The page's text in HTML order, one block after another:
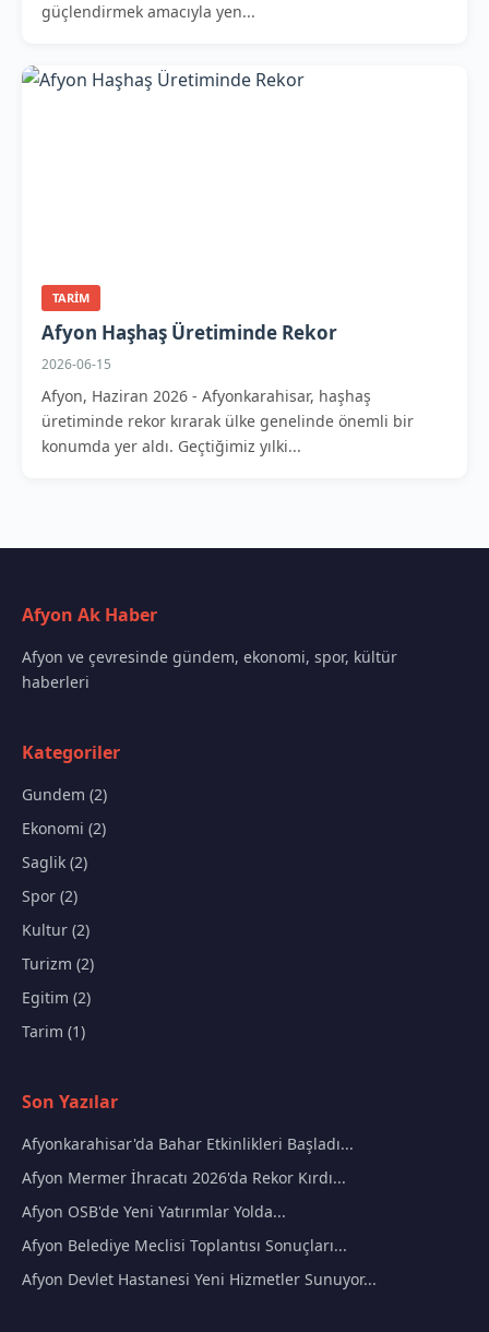
güçlendirmek amacıyla yen...
TARIM
Afyon Haşhaş Üretiminde Rekor
2026-06-15
Afyon, Haziran 2026 - Afyonkarahisar, haşhaş
üretiminde rekor kırarak ülke genelinde önemli bir
konumda yer aldı. Geçtiğimiz yılki...
Afyon Ak Haber
Afyon ve çevresinde gündem, ekonomi, spor, kültür
haberleri
Kategoriler
Gundem (2)
Ekonomi (2)
Saglik (2)
Spor (2)
Kultur (2)
Turizm (2)
Egitim (2)
Tarim (1)
Son Yazılar
Afyonkarahisar'da Bahar Etkinlikleri Başladı...
Afyon Mermer İhracatı 2026'da Rekor Kırdı...
Afyon OSB'de Yeni Yatırımlar Yolda...
Afyon Belediye Meclisi Toplantısı Sonuçları...
Afyon Devlet Hastanesi Yeni Hizmetler Sunuyor...